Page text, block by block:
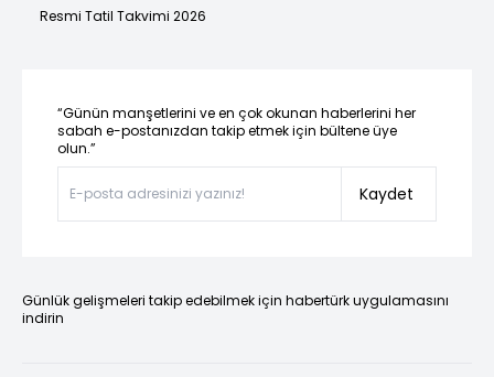
Resmi Tatil Takvimi 2026
“Günün manşetlerini ve en çok okunan haberlerini her
sabah e-postanızdan takip etmek için bültene üye
olun.”
Kaydet
Günlük gelişmeleri takip edebilmek için habertürk uygulamasını
indirin